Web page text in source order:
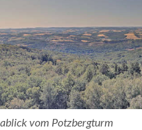
vom Potzbergturm